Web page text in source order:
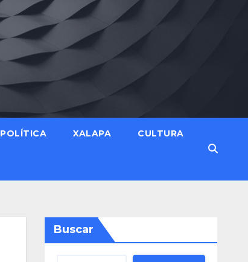
POLÍTICA XALAPA CULTURA
Buscar